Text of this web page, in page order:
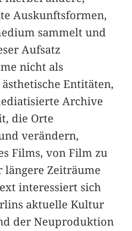
Auskunftsformen,
sammelt und
Aufsatz
nicht als
Entitäten,
Archive
die Orte
verändern,
Films, von Film zu
längere Zeiträume
interessiert sich
aktuelle Kultur
der Neuproduktion